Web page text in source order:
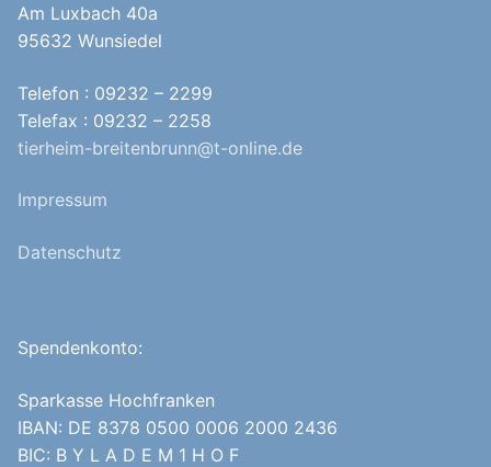
Am Luxbach 40a
95632 Wunsiedel
Telefon : 09232 – 2299
Telefax : 09232 – 2258
tierheim-breitenbrunn@t-online.de
Impressum
Datenschutz
Spendenkonto:
Sparkasse Hochfranken
IBAN: DE 8378 0500 0006 2000 2436
BIC: B Y L A D E M 1 H O F